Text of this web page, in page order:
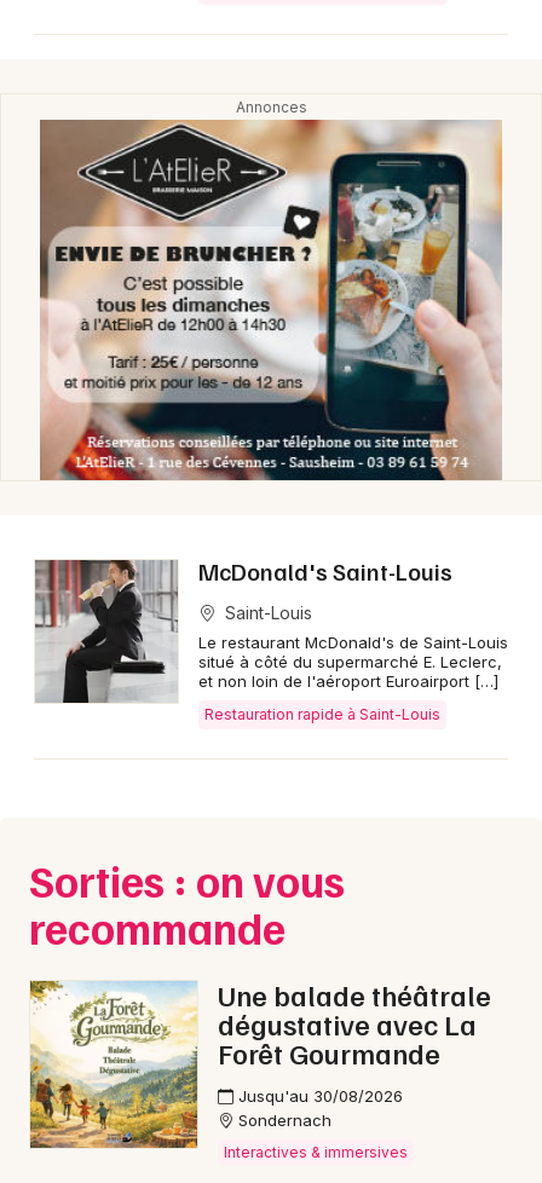
Restaurants
68 - Haut-Rhin
Choisir mes départements
Mon email
Je m'abonne
McDonald's Saint-Louis
Saint-Louis
Le restaurant McDonald's de Saint-Louis
situé à côté du supermarché E. Leclerc,
et non loin de l'aéroport Euroairport […]
Restauration rapide à Saint-Louis
Sorties : on vous
recommande
Une balade théâtrale
dégustative avec La
Forêt Gourmande
Jusqu'au 30/08/2026
Sondernach
Interactives & immersives